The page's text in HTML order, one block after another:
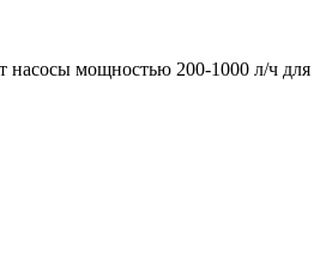
насосы мощностью 200-1000 л/ч для